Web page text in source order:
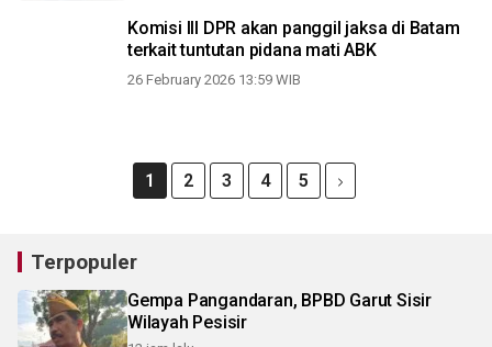
Komisi III DPR akan panggil jaksa di Batam
terkait tuntutan pidana mati ABK
26 February 2026 13:59 WIB
1 2 3 4 5
Terpopuler
Gempa Pangandaran, BPBD Garut Sisir
Wilayah Pesisir